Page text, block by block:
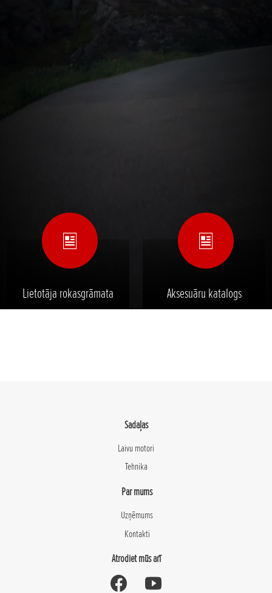
Lietotāja rokasgrāmata Aksesuāru katalogs
Sadaļas
Laivu motori
Tehnika
Par mums
Uzņēmums
Kontakti
Atrodiet mūs arī